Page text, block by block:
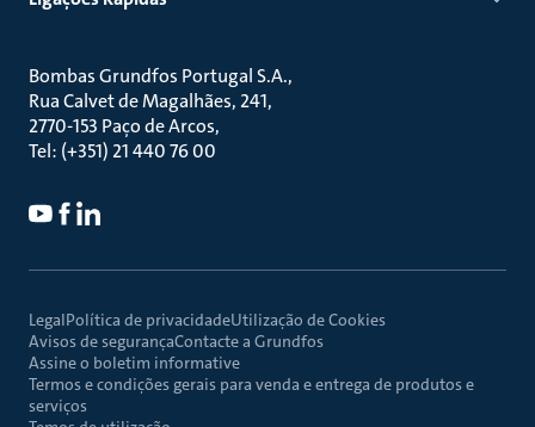
Bombas Grundfos Portugal S.A.
Rua Calvet de Magalhães, 241
2770-153 Paço de Arcos
Tel: (+351) 21 440 76 00
LegalPolítica de privacidadeUtilização de Cookies
Avisos de segurançaContacte a Grundfos
Assine o boletim informative
Termos e condições gerais para venda e entrega de produtos e
serviços